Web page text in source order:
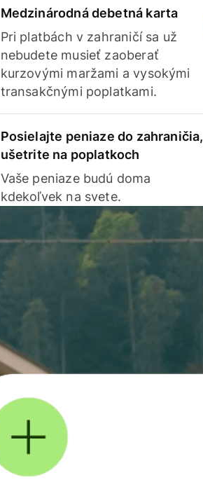
Medzinárodná debetná karta
Pri platbách v zahraničí sa už
nebudete musieť zaoberať
kurzovými maržami a vysokými
transakčnými poplatkami.
Posielajte peniaze do zahraničia,
ušetrite na poplatkoch
Vaše peniaze budú doma
kdekoľvek na svete.